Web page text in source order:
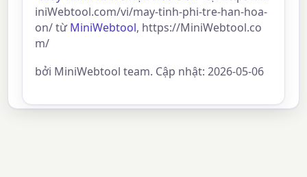
iniWebtool.com/vi/may-tinh-phi-tre-han-hoa-
on/ từMiniWebtool, https://MiniWebtool.co
m/
bởi MiniWebtool team. Cập nhật: 2026-05-06